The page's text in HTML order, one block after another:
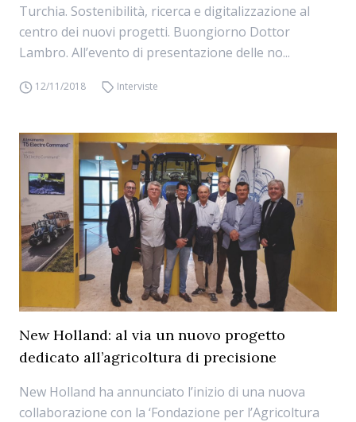
Turchia. Sostenibilità, ricerca e digitalizzazione al
centro dei nuovi progetti. Buongiorno Dottor
Lambro. All’evento di presentazione delle no...
12/11/2018 Interviste
New Holland: al via un nuovo progetto
dedicato all’agricoltura di precisione
New Holland ha annunciato l’inizio di una nuova
collaborazione con la ‘Fondazione per l’Agricoltura